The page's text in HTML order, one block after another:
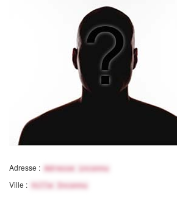
Adresse : Adresse inconnu
Ville : Ville Inconnu